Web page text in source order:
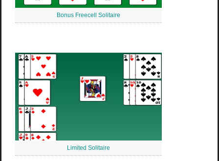
Bonus Freecell Solitaire
Limited Solitaire